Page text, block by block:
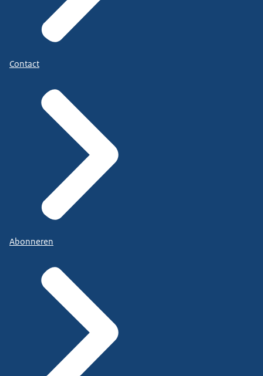
Contact
Abonneren